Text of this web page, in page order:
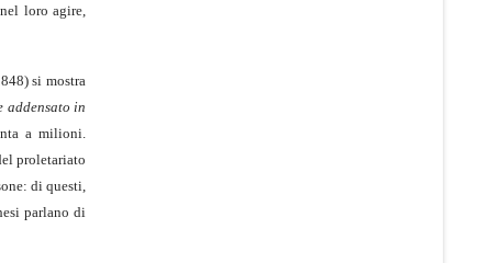
loro agire,
si mostra
in
a milioni.
proletariato
di questi,
parlano di